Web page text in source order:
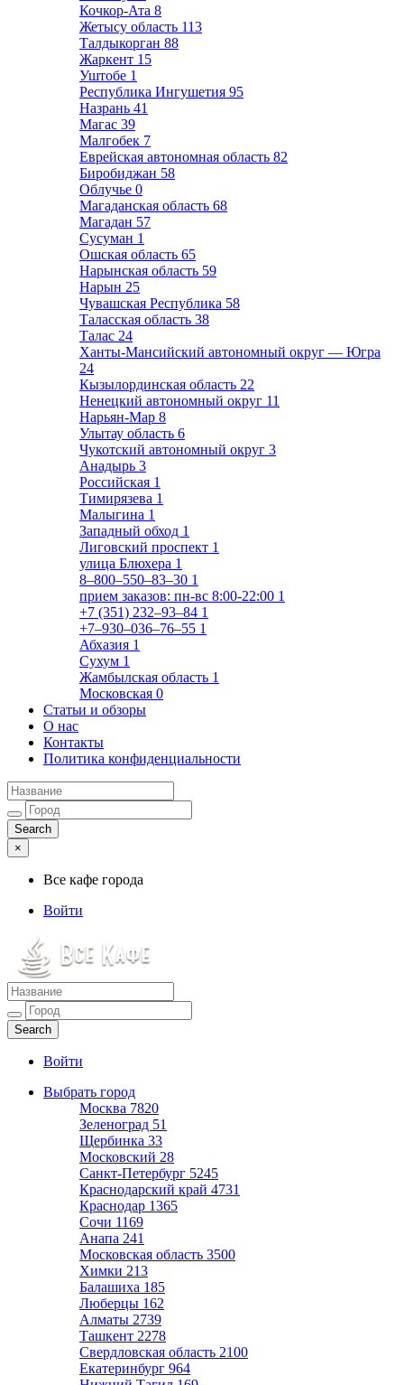
Кочкор-Ата 8
Жетысу область 113
Талдыкорган 88
Жаркент 15
Уштобе 1
Республика Ингушетия 95
Назрань 41
Магас 39
Малгобек 7
Еврейская автономная область 82
Биробиджан 58
Облучье 0
Магаданская область 68
Магадан 57
Сусуман 1
Ошская область 65
Нарынская область 59
Нарын 25
Чувашская Республика 58
Таласская область 38
Талас 24
Ханты-Мансийский автономный округ — Югра
24
Кызылординская область 22
Ненецкий автономный округ 11
Нарьян-Мар 8
Улытау область 6
Чукотский автономный округ 3
Анадырь 3
Российская 1
Тимирязева 1
Малыгина 1
Западный обход 1
Лиговский проспект 1
улица Блюхера 1
8‒800‒550‒83‒30 1
прием заказов: пн-вс 8:00-22:00 1
+7 (351) 232‒93‒84 1
+7‒930‒036‒76‒55 1
Абхазия 1
Сухум 1
Жамбылская область 1
Московская 0
Статьи и обзоры
О нас
Контакты
Политика конфиденциальности
×
Все кафе города
Войти
Все кафе города
Каталог хороших кафе
Войти
Выбрать город
Москва 7820
Зеленоград 51
Щербинка 33
Московский 28
Санкт-Петербург 5245
Краснодарский край 4731
Краснодар 1365
Сочи 1169
Анапа 241
Московская область 3500
Химки 213
Балашиха 185
Люберцы 162
Алматы 2739
Ташкент 2278
Свердловская область 2100
Екатеринбург 964